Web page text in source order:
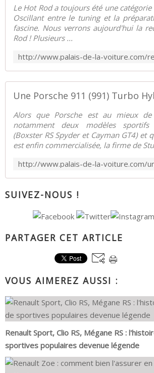
Le Hot Rod a toujours été une
Oscillant entre le tuning et la
fascine. Nous verrons aujourd'hui la
Rod ! Plusieurs ...
Alors que Porsche est au mieux
notamment deux modèles
(Boxster RS Spyder et Cayman GT4) et
est enfin commercialisée, la firme de
SUIVEZ-NOUS !
PARTAGER CET ARTICLE
VOUS AIMEREZ AUSSI :
Renault Sport, Clio RS, Mégane RS :
sportives populaires devenue légende